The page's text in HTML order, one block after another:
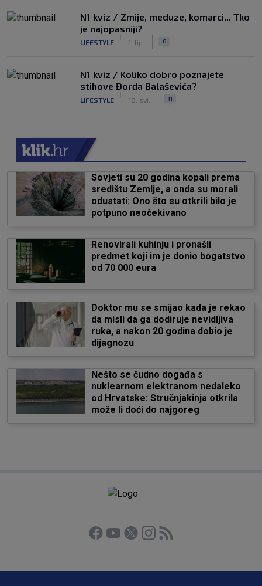
N1 kviz / Zmije, meduze, komarci... Tko
je najopasniji?
LIFESTYLE 1. lip. 0
N1 kviz / Koliko dobro poznajete
stihove Đorđa Balaševića?
LIFESTYLE 18. svi. 11
Sovjeti su 20 godina kopali prema
središtu Zemlje, a onda su morali
odustati: Ono što su otkrili bilo je
potpuno neočekivano
Renovirali kuhinju i pronašli
predmet koji im je donio bogatstvo
od 70 000 eura
Doktor mu se smijao kada je rekao
da misli da ga dodiruje nevidljiva
ruka, a nakon 20 godina dobio je
dijagnozu
Nešto se čudno događa s
nuklearnom elektranom nedaleko
od Hrvatske: Stručnjakinja otkrila
može li doći do najgoreg